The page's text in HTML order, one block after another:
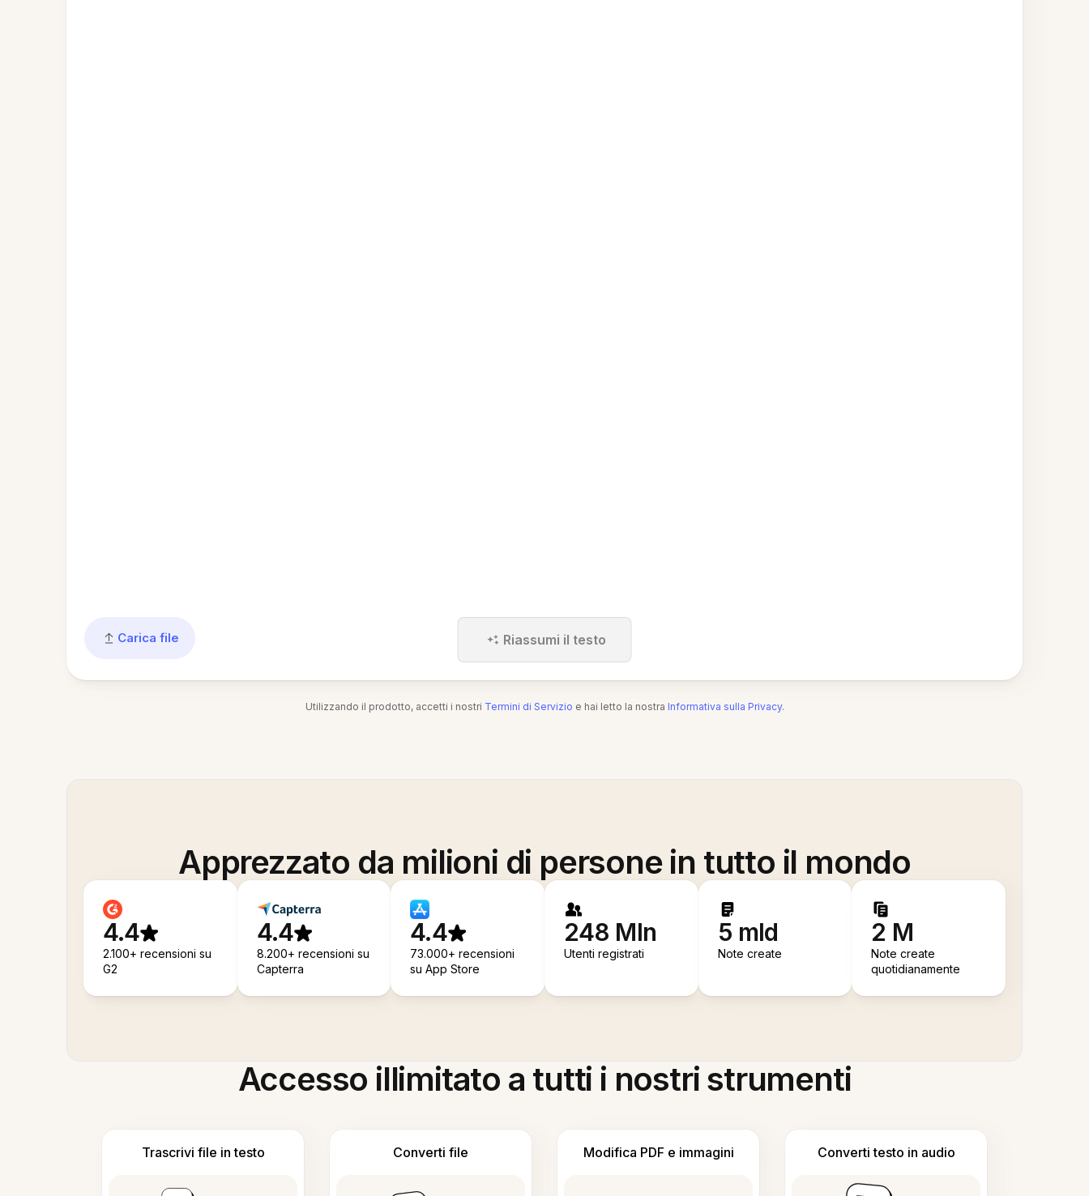
Carica file Riassumi il testo
Utilizzando il prodotto, accetti i nostri Termini di Servizio e hai letto la nostra Informativa sulla Privacy.
Apprezzato da milioni di persone in tutto il mondo
4.4
2.100+ recensioni su
G2
4.4
8.200+ recensioni su
Capterra
4.4
73.000+ recensioni
su App Store
248 Mln
Utenti registrati
5 mld
Note create
2 M
Note create
quotidianamente
Accesso illimitato a tutti i nostri strumenti
Trascrivi file in testo Converti file Modifica PDF e immagini Converti testo in audio